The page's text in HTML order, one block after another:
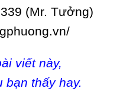
(Mr. Tưởng)
viết này,
bạn thấy hay.